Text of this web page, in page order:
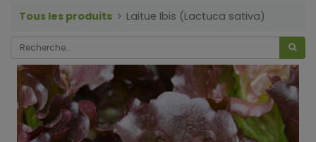
Tous les produits Laitue Ibis (Lactuca sativa)